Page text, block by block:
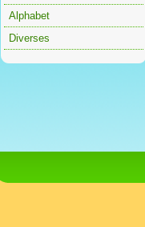
Alphabet
Diverses